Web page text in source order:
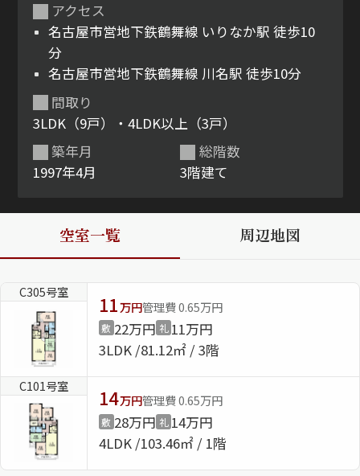
シャーメゾンとは
シャーメゾンセレクショ
ルームツアー 動画ギャラリー
シャーメゾンショップを探す
らくらく内見
シャーメゾンライフサポート
自立型サービス付き・シニア向け
お問い合わせ・よくある質問
アクセス
名古屋市営地下鉄鶴舞線 いりなか駅 徒歩10
分
名古屋市営地下鉄鶴舞線 川名駅 徒歩10分
築年月
1997年4月
間取り
3LDK（9戸）・4LDK以上（3戸）
総階数
3階建て
空室一覧 周辺地図
C305号室
11万円管理費 0.65万円
敷 22万円 礼 11万円
3LDK 81.12㎡ / 3階
C101号室
14万円管理費 0.65万円
敷 28万円 礼 14万円
4LDK 103.46㎡ / 1階